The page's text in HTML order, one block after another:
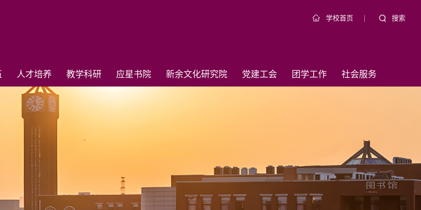
学校首页 | 搜索
人才培养 教学科研 应星书院 新余文化研究院 党建工会 团学工作 社会服务